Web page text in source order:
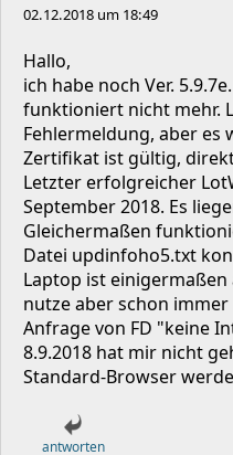
02.12.2018 um 18:49
Hallo,
ich habe noch Ver.
funktioniert nicht mehr.
Fehlermeldung, aber
Zertifikat ist gültig,
Letzter erfolgreicher
September 2018. Es
Gleichermaßen
Datei updinfoho5.txt
Laptop ist einigermaßen
nutze aber schon
Anfrage von FD "keine
8.9.2018 hat mir nicht
Standard-Browser
antworten